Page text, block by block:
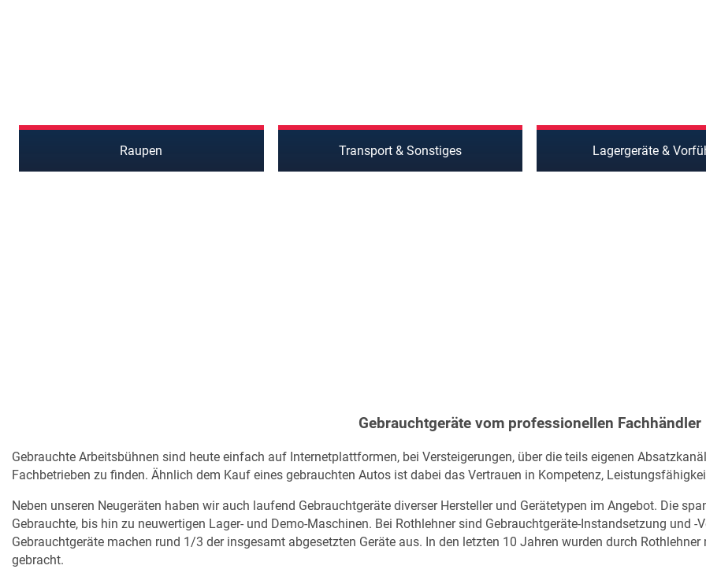
Raupen Transport & Sonstiges Lagergeräte &
Gebrauchtgeräte vom professionellen Fachhändler
Gebrauchte Arbeitsbühnen sind heute einfach auf Internetplattformen, bei Versteigerungen, über die teils eigenen
Fachbetrieben zu finden. Ähnlich dem Kauf eines gebrauchten Autos ist dabei das Vertrauen in Kompetenz,
Neben unseren Neugeräten haben wir auch laufend Gebrauchtgeräte diverser Hersteller und Gerätetypen im Angebot. Die
Gebrauchte, bis hin zu neuwertigen Lager- und Demo-Maschinen. Bei Rothlehner sind Gebrauchtgeräte-Instandsetzung und
Gebrauchtgeräte machen rund 1/3 der insgesamt abgesetzten Geräte aus. In den letzten 10 Jahren wurden durch
gebracht.